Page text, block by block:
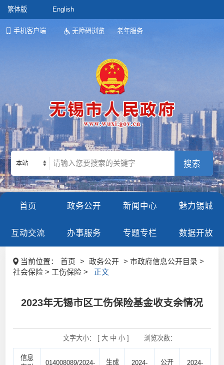
繁体版 English
手机客户端 无障碍浏览 老年服务
本站
首页 政务公开 新闻中心 魅力锡城
互动交流 办事服务 专题专栏 数据开放
当前位置： 首页 > 政务公开
> 市政府信息公开目录 >
社会保险 > 工伤保险 >
正文
2023年无锡市区工伤保险基金收支余情况
文字大小： [ 大 中 小] 浏览次数：
信息
014008089/2024-
生成
2024-
公开
2024-